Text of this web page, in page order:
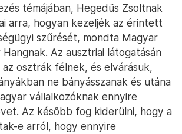
témájában, Hegedűs Zsoltnak
arra, hogyan kezeljék az érintett
szűrését, mondta Magyar
Az ausztriai látogatásán
osztrák félnek, és elvárásuk,
ne bányásszanak és utána
vállalkozóknak ennyire
Az később fog kiderülni, hogy a
e arról, hogy ennyire